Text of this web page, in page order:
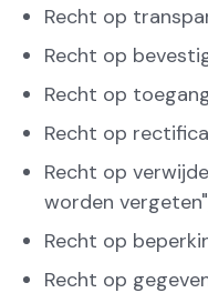
Recht op
Recht op
Recht op
Recht op
Recht op
worden
Recht op
Recht op